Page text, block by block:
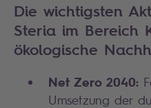
Die wichtigsten
Steria im Bereich
ökologische
Net Zero 2040:
Umsetzung der